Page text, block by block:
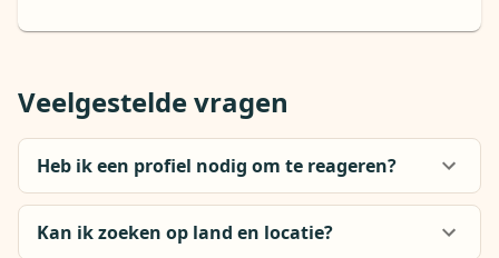
Veelgestelde vragen
Heb ik een profiel nodig om te reageren?
Kan ik zoeken op land en locatie?